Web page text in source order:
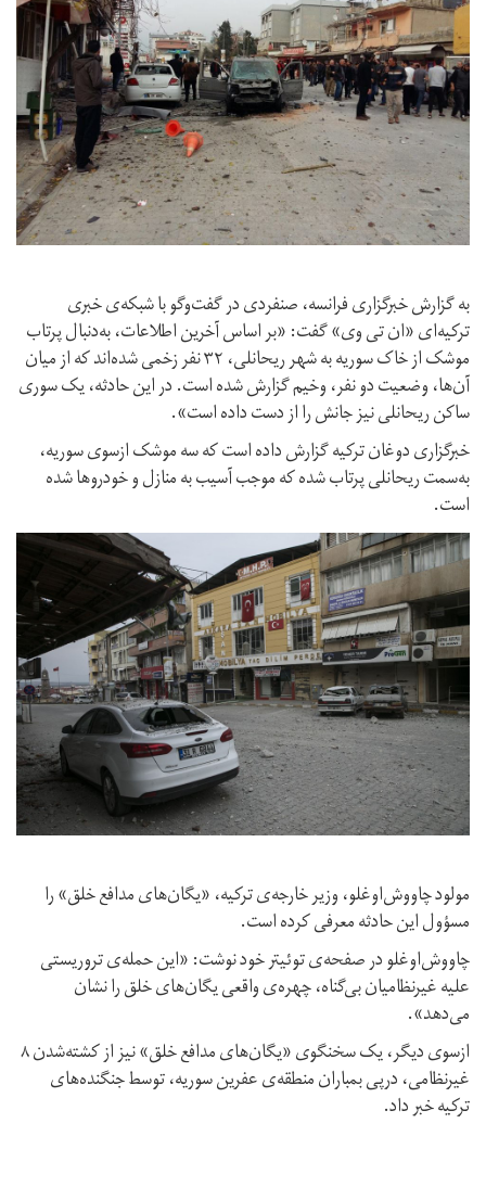
به گزارش خبرگزاری فرانسه، صنفردی در گفت‌وگو با شبکه‌ی خبری
ترکیه‌ای «ان تی وی» گفت: «بر اساس آخرین اطلاعات، به‌دنبال پرتاب
موشک از خاک سوریه به شهر ریحانلی، ۳۲ نفر زخمی شده‌اند که از میان
آن‌ها، وضعیت دو نفر، وخیم گزارش شده است. در این حادثه، یک سوری
ساکن ریحانلی نیز جانش را از دست داده است».
خبرگزاری دوغان ترکیه گزارش داده است که سه موشک ازسوی سوریه،
به‌سمت ریحانلی پرتاب شده که موجب آسیب به منازل و خودروها شده
است.
مولود چاووش‌اوغلو، وزیر خارجه‌ی ترکیه، «یگان‌های مدافع خلق» را
مسؤول این حادثه معرفی کرده است.
چاووش‌اوغلو در صفحه‌ی توئیتر خود نوشت: «این حمله‌ی تروریستی
علیه غیرنظامیان بی‌گناه، چهره‌ی واقعی یگان‌های خلق را نشان
می‌دهد».
ازسوی دیگر، یک سخنگوی «یگان‌های مدافع خلق» نیز از کشته‌شدن ۸
غیرنظامی، درپی بمباران منطقه‌ی عفرین سوریه، توسط جنگنده‌های
ترکیه خبر داد.